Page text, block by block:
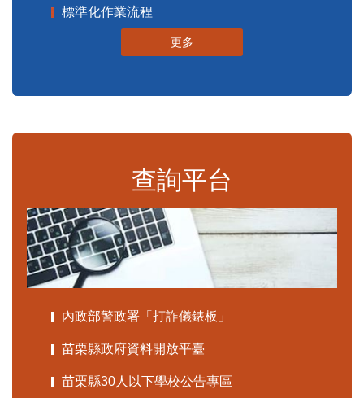
標準化作業流程
更多
查詢平台
內政部警政署「打詐儀錶板」
苗栗縣政府資料開放平臺
苗栗縣30人以下學校公告專區